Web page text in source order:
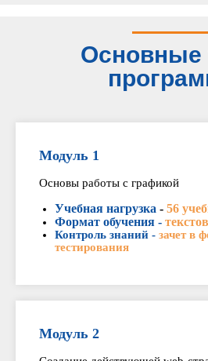
Основные
Модуль 1
Основы работы с графикой
Учебная нагрузка - 56
Формат обучения -
Контроль знаний - зачет в
тестирования
Модуль 2